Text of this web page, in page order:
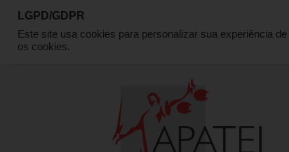
QUEM SOMOS DIRETORIA
LGPD/GDPR
Este site usa cookies para personalizar sua experiência
os cookies.